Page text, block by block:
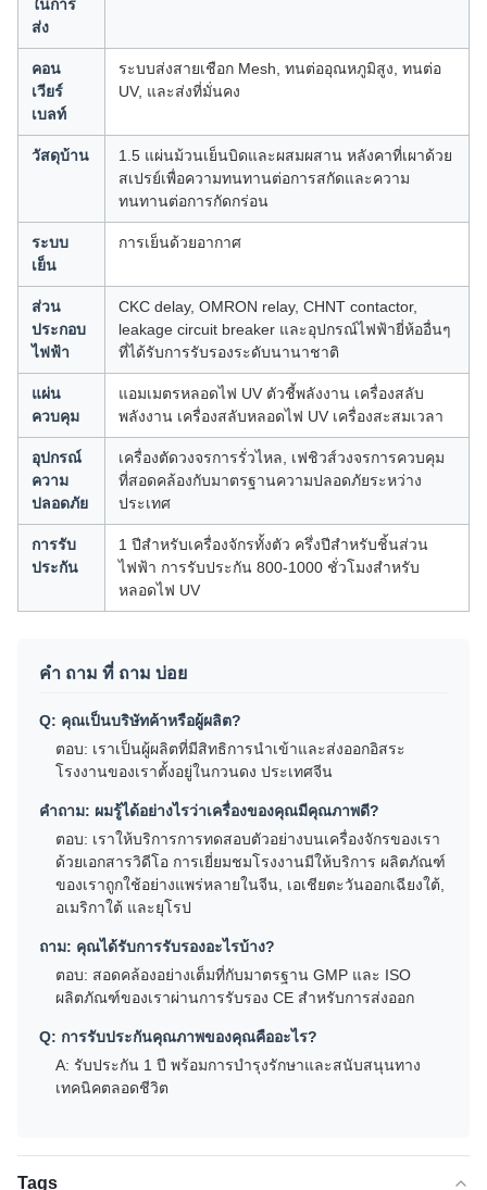
ในการ
ส่ง
คอน
เวียร์
เบลท์
ระบบส่งสายเชือก Mesh, ทนต่ออุณหภูมิสูง, ทนต่อ
UV, และส่งที่มั่นคง
วัสดุบ้าน
1.5 แผ่นม้วนเย็นบิดและผสมผสาน หลังคาที่เผาด้วย
สเปรย์เพื่อความทนทานต่อการสกัดและความ
ทนทานต่อการกัดกร่อน
ระบบ
เย็น
การเย็นด้วยอากาศ
ส่วน
ประกอบ
ไฟฟ้า
CKC delay, OMRON relay, CHNT contactor,
leakage circuit breaker และอุปกรณ์ไฟฟ้ายี่ห้ออื่นๆ
ที่ได้รับการรับรองระดับนานาชาติ
แผ่น
ควบคุม
แอมเมตรหลอดไฟ UV ตัวชี้พลังงาน เครื่องสลับ
พลังงาน เครื่องสลับหลอดไฟ UV เครื่องสะสมเวลา
อุปกรณ์
ความ
ปลอดภัย
เครื่องตัดวงจรการรั่วไหล, เฟชิวส์วงจรการควบคุม
ที่สอดคล้องกับมาตรฐานความปลอดภัยระหว่าง
ประเทศ
การรับ
ประกัน
1 ปีสําหรับเครื่องจักรทั้งตัว ครึ่งปีสําหรับชิ้นส่วน
ไฟฟ้า การรับประกัน 800-1000 ชั่วโมงสําหรับ
หลอดไฟ UV
คํา ถาม ที่ ถาม บ่อย
Q: คุณเป็นบริษัทค้าหรือผู้ผลิต?
ตอบ: เราเป็นผู้ผลิตที่มีสิทธิการนําเข้าและส่งออกอิสระ
โรงงานของเราตั้งอยู่ในกวนดง ประเทศจีน
คําถาม: ผมรู้ได้อย่างไรว่าเครื่องของคุณมีคุณภาพดี?
ตอบ: เราให้บริการการทดสอบตัวอย่างบนเครื่องจักรของเรา
ด้วยเอกสารวิดีโอ การเยี่ยมชมโรงงานมีให้บริการ ผลิตภัณฑ์
ของเราถูกใช้อย่างแพร่หลายในจีน, เอเชียตะวันออกเฉียงใต้,
อเมริกาใต้ และยุโรป
ถาม: คุณได้รับการรับรองอะไรบ้าง?
ตอบ: สอดคล้องอย่างเต็มที่กับมาตรฐาน GMP และ ISO
ผลิตภัณฑ์ของเราผ่านการรับรอง CE สําหรับการส่งออก
Q: การรับประกันคุณภาพของคุณคืออะไร?
A: รับประกัน 1 ปี พร้อมการบํารุงรักษาและสนับสนุนทาง
เทคนิคตลอดชีวิต
Tags